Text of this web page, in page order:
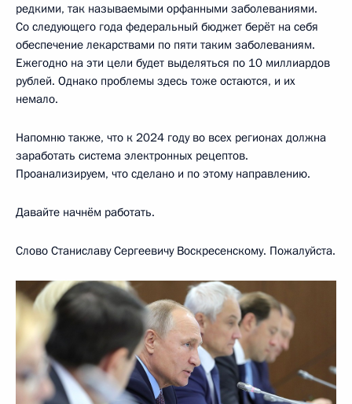
редкими, так называемыми орфанными заболеваниями.
Со следующего года федеральный бюджет берёт на себя
обеспечение лекарствами по пяти таким заболеваниям.
Ежегодно на эти цели будет выделяться по 10 миллиардов
рублей. Однако проблемы здесь тоже остаются, и их
немало.
Напомню также, что к 2024 году во всех регионах должна
заработать система электронных рецептов.
Проанализируем, что сделано и по этому направлению.
Давайте начнём работать.
Слово Станиславу Сергеевичу Воскресенскому. Пожалуйста.